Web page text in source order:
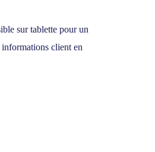
sur tablette pour un
informations client en